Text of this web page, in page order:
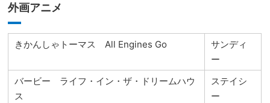
外画アニメ
きかんしゃトーマス All Engines Go
サンディ
ー
バービー ライフ・イン・ザ・ドリームハウ
ス
ステイシ
ー